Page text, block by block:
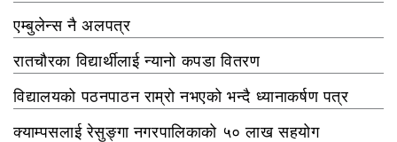
एम्बुलेन्स नै अलपत्र
रातचौरका विद्यार्थीलाई न्यानो कपडा वितरण
विद्यालयको पठनपाठन राम्रो नभएको भन्दै ध्यानाकर्षण पत्र
क्याम्पसलाई रेसुङ्गा नगरपालिकाको ५० लाख सहयोग